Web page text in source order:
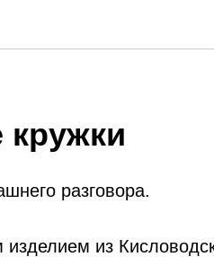
разговора.
из